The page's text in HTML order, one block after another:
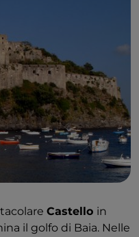
Castello in
il golfo di Baia. Nelle